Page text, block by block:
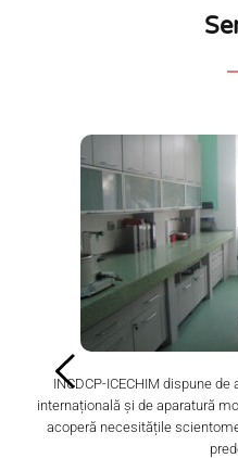
INCDCP-ICECHIM dispune
internațional ă și de aparatură
acoperă necesitățile